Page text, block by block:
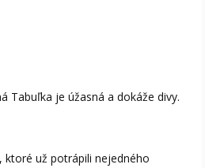
Tabuľka je úžasná a dokáže divy.
už potrápili nejedného